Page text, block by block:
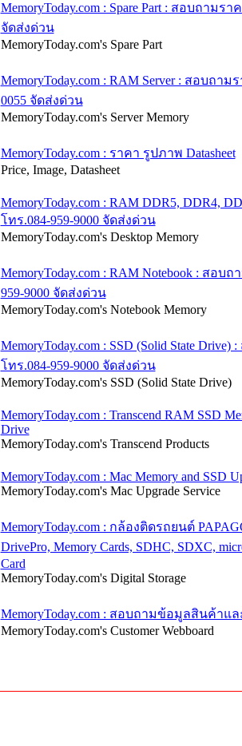
MemoryToday.com : Spare Part : สอบถามรา
จัดส่งด่วน
MemoryToday.com's Spare Part
MemoryToday.com : RAM Server : สอบถาม
0055 จัดส่งด่วน
MemoryToday.com's Server Memory
MemoryToday.com : ราคา รูปภาพ Datasheet
Price, Image, Datasheet
MemoryToday.com : RAM DDR5, DDR4,
โทร.084-959-9000 จัดส่งด่วน
MemoryToday.com's Desktop Memory
MemoryToday.com : RAM Notebook : สอบ
959-9000 จัดส่งด่วน
MemoryToday.com's Notebook Memory
MemoryToday.com : SSD (Solid State
โทร.084-959-9000 จัดส่งด่วน
MemoryToday.com's SSD (Solid State Drive)
MemoryToday.com : Transcend RAM SSD
Drive
MemoryToday.com's Transcend Products
MemoryToday.com : Mac Memory and SSD
MemoryToday.com's Mac Upgrade Service
MemoryToday.com : กล้องติดรถยนต์
DrivePro, Memory Cards, SDHC, SDXC,
Card
MemoryToday.com's Digital Storage
MemoryToday.com : สอบถามข้อมูลสินค้าแ
MemoryToday.com's Customer Webboard